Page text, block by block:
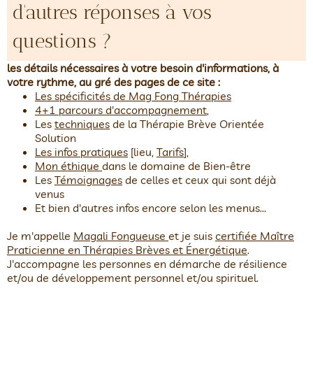
d'autres réponses à vos
questions ?
les détails nécessaires à votre besoin d'informations, à
votre rythme, au gré des pages de ce site :
Les spécificités de Mag Fong Thérapies
4+1 parcours d'accompagnement,
Les techniques de la Thérapie Brève Orientée
Solution
Les infos pratiques [lieu, Tarifs],
Mon éthique dans le domaine de Bien-être
Les Témoignages de celles et ceux qui sont déjà
venus
Et bien d'autres infos encore selon les menus...
Je m'appelle Magali Fongueuse et je suis certifiée Maître
Praticienne en Thérapies Brèves et Énergétique.
J'accompagne les personnes en démarche de résilience
et/ou de développement personnel et/ou spirituel.